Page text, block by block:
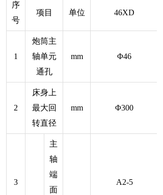
序
号
项目 单位 46XD
1
炮筒主
轴单元
通孔
mm Φ46
2
床身上
最大回
转直径
mm Φ300
3
主
轴
端
面
A2-5